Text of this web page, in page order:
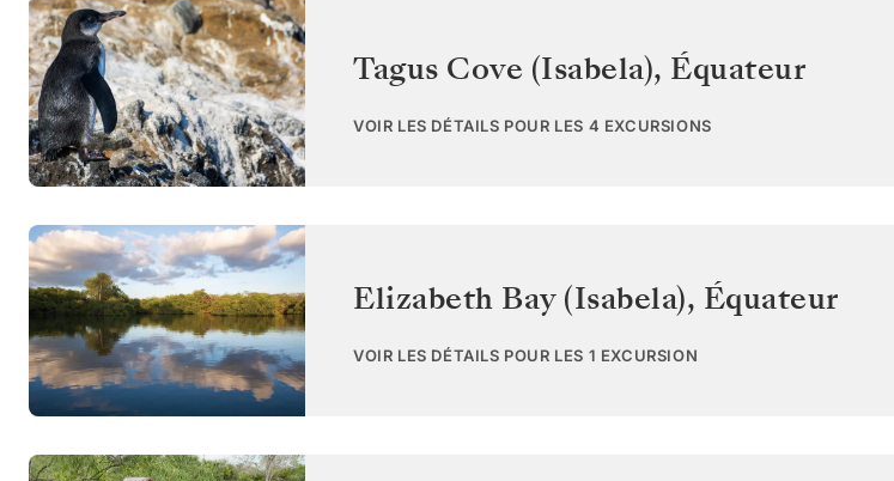
Tagus Cove (Isabela), Équateur
VOIR LES DÉTAILS POUR LES 4 EXCURSIONS
Elizabeth Bay (Isabela), Équateur
VOIR LES DÉTAILS POUR LES 1 EXCURSION